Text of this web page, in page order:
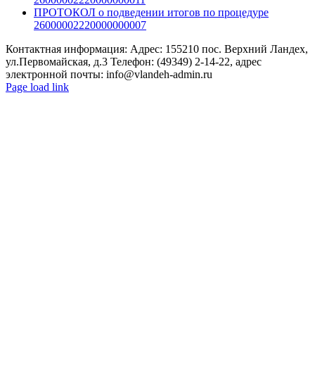
ПРОТОКОЛ о подведении итогов по процедуре
26000002220000000007
Контактная информация: Адрес: 155210 пос. Верхний Ландех,
ул.Первомайская, д.3 Телефон: (49349) 2-14-22, адрес
электронной почты: info@vlandeh-admin.ru
Page load link